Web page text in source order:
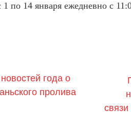
1 по 14 января ежедневно с
года о
пролива